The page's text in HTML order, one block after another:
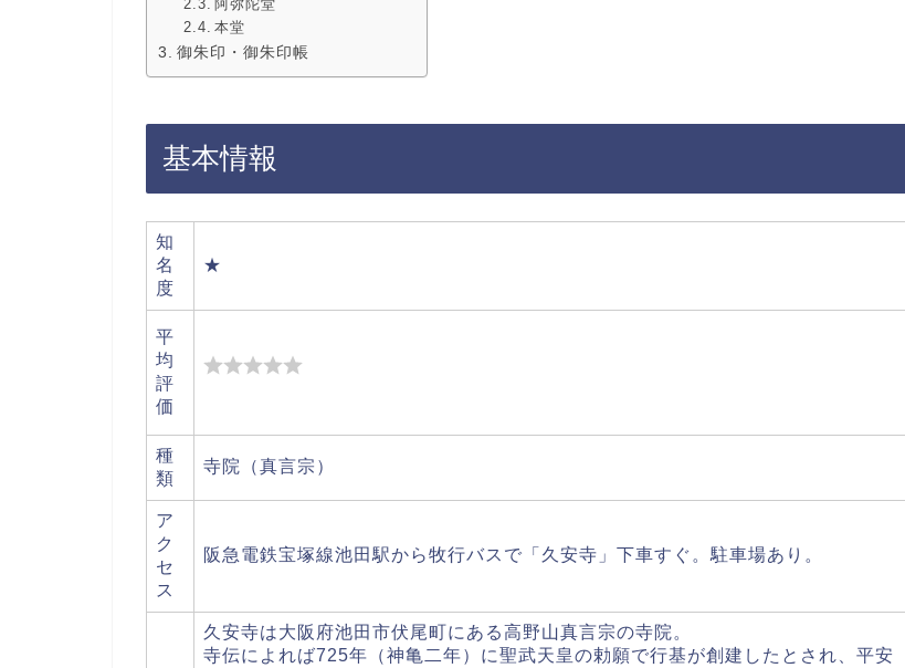
阿弥陀堂
本堂
御朱印・御朱印帳
基本情報
知
名
度
★
平
均
評
価
種
類
寺院（真言宗）
ア
ク
セ
ス
阪急電鉄宝塚線池田駅から牧行バスで「久安寺」下車すぐ。駐車場あり。
久安寺は大阪府池田市伏尾町にある高野山真言宗の寺院。
寺伝によれば725年（神亀二年）に聖武天皇の勅願で行基が創建したとされ、平安